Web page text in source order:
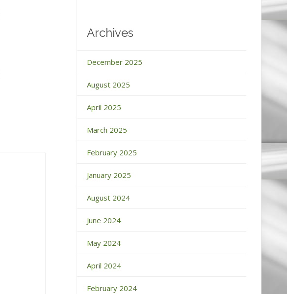
Archives
December 2025
August 2025
April 2025
March 2025
February 2025
January 2025
August 2024
June 2024
May 2024
April 2024
February 2024